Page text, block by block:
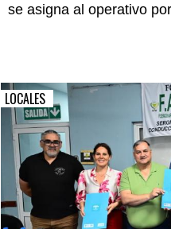
se asigna al operativo
LOCALES